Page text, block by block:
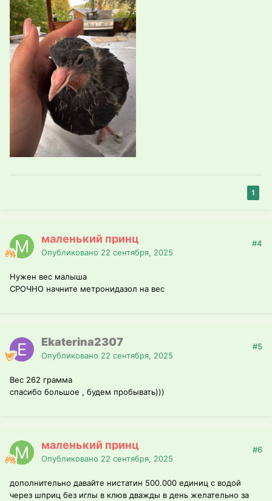
1
маленький принц
Опубликовано 22 сентября, 2025
#4
Нужен вес малыша
СРОЧНО начните метронидазол на вес
Ekaterina2307
Опубликовано 22 сентября, 2025
#5
Вес 262 грамма
спасибо большое , будем пробывать)))
маленький принц
Опубликовано 22 сентября, 2025
#6
дополнительно давайте нистатин 500.000 единиц с водой
через шприц без иглы в клюв дважды в день желательно за